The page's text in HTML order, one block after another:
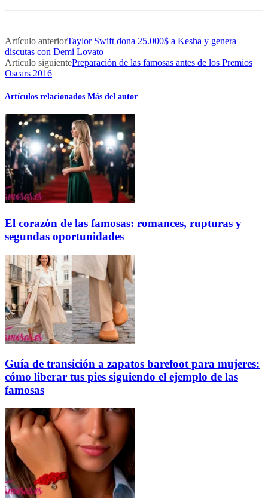
Artículo anteriorTaylor Swift dona 25.000$ a Kesha y genera
discutas con Demi Lovato
Artículo siguientePreparación de las famosas antes de los Premios
Oscars 2016
Artículos relacionados Más del autor
El corazón de las famosas: romances, rupturas y
segundas oportunidades
Guía de transición a zapatos barefoot para mujeres:
cómo liberar tus pies siguiendo el ejemplo de las
famosas